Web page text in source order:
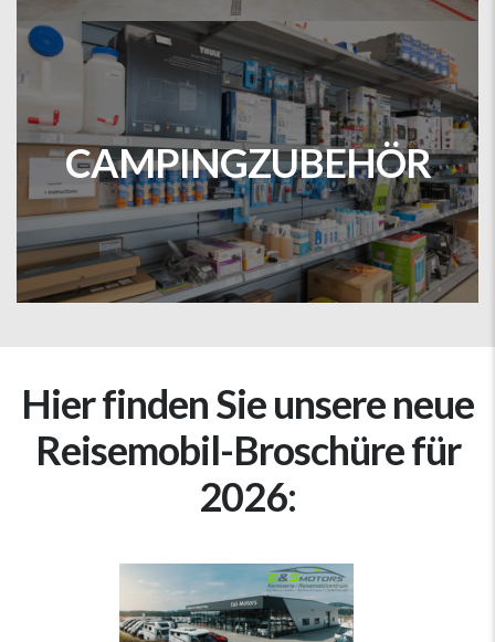
CAMPINGZUBEHÖR
Campingzubehör /-shop
Stöbere durch unseren Camping-Zubehör – bei
uns findest du alles, was du für deinen Urlaub
benötigst.
Zum Zubehör
Hier finden Sie unsere neue
Reisemobil-Broschüre für
2026: